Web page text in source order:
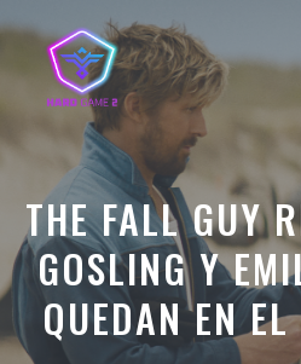
contenido
THE FALL GUY
GOSLING Y
QUEDAN EN